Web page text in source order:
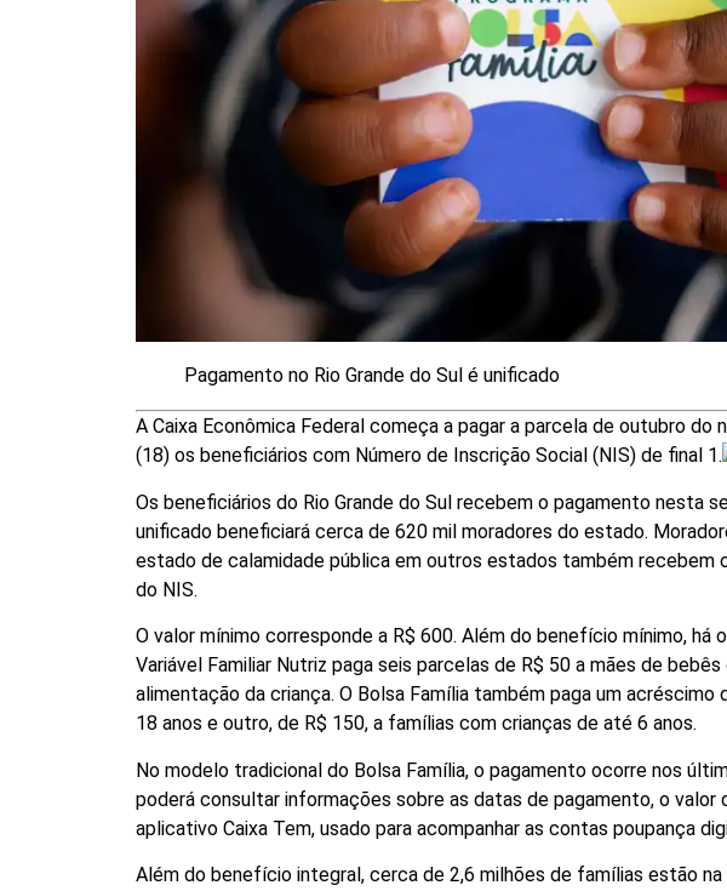
Pagamento no Rio Grande do Sul é unificado
A Caixa Econômica Federal começa a pagar a parcela de outubro
(18) os beneficiários com Número de Inscrição Social (NIS) de final 1.
Os beneficiários do Rio Grande do Sul recebem o pagamento nesta
unificado beneficiará cerca de 620 mil moradores do estado.
estado de calamidade pública em outros estados também recebem
do NIS.
O valor mínimo corresponde a R$ 600. Além do benefício mínimo,
Variável Familiar Nutriz paga seis parcelas de R$ 50 a mães de
alimentação da criança. O Bolsa Família também paga um
18 anos e outro, de R$ 150, a famílias com crianças de até 6 anos.
No modelo tradicional do Bolsa Família, o pagamento ocorre nos
poderá consultar informações sobre as datas de pagamento, o
aplicativo Caixa Tem, usado para acompanhar as contas poupança
Além do benefício integral, cerca de 2,6 milhões de famílias estão